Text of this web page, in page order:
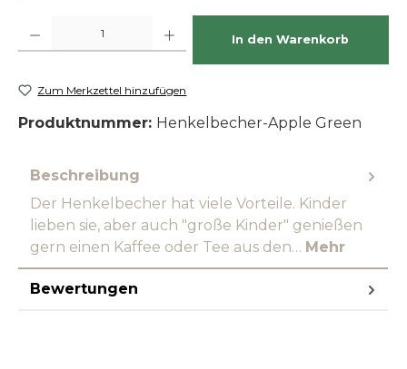
In den Warenkorb
Zum Merkzettel hinzufügen
Produktnummer: Henkelbecher-Apple Green
Beschreibung
Der Henkelbecher hat viele Vorteile. Kinder
lieben sie, aber auch "große Kinder" genießen
gern einen Kaffee oder Tee aus den… Mehr
Bewertungen